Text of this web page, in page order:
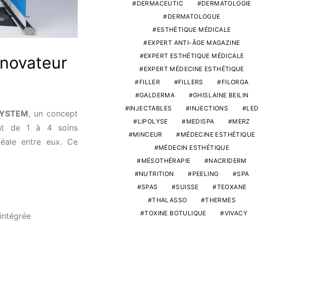
, un concept
de 1 à 4 soins
entre eux. Ce
DERMACEUTIC
DERMATOLOGIE
DERMATOLOGUE
ESTHÉTIQUE MÉDICALE
EXPERT ANTI-ÂGE MAGAZINE
EXPERT ESTHÉTIQUE MÉDICALE
EXPERT MÉDECINE ESTHÉTIQUE
FILLER
FILLERS
FILORGA
GALDERMA
GHISLAINE BEILIN
INJECTABLES
INJECTIONS
LED
LIPOLYSE
MEDISPA
MERZ
MINCEUR
MÉDECINE ESTHÉTIQUE
MÉDECIN ESTHÉTIQUE
MÉSOTHÉRAPIE
NACRIDERM
NUTRITION
PEELING
SPA
SPAS
SUISSE
TEOXANE
THALASSO
THERMES
TOXINE BOTULIQUE
VIVACY